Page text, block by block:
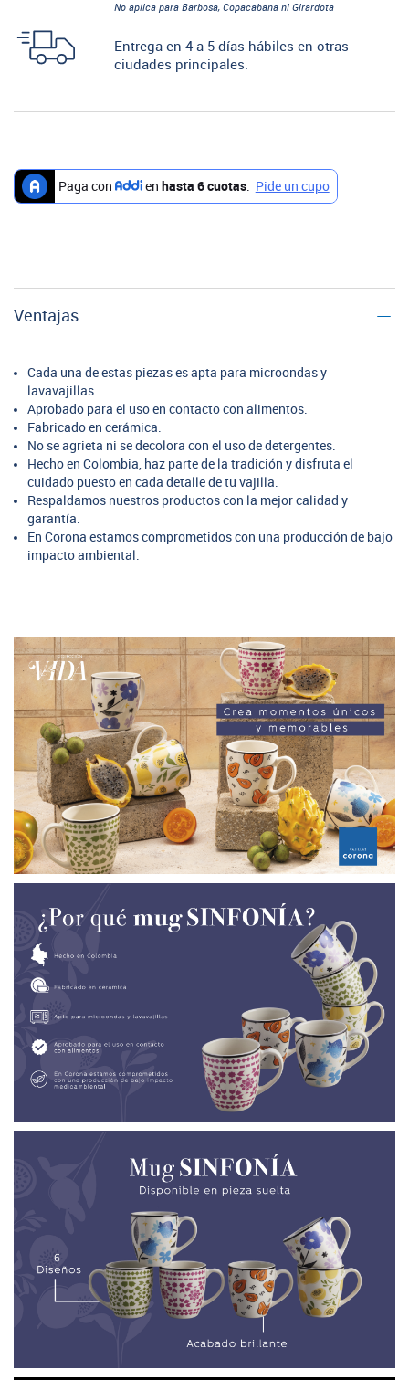
No aplica para Barbosa, Copacabana ni Girardota
Entrega en 4 a 5 días hábiles en otras
ciudades principales.
Ventajas
Cada una de estas piezas es apta para microondas y
lavavajillas.
Aprobado para el uso en contacto con alimentos.
Fabricado en cerámica.
No se agrieta ni se decolora con el uso de detergentes.
Hecho en Colombia, haz parte de la tradición y disfruta el
cuidado puesto en cada detalle de tu vajilla.
Respaldamos nuestros productos con la mejor calidad y
garantía.
En Corona estamos comprometidos con una producción de bajo
impacto ambiental.